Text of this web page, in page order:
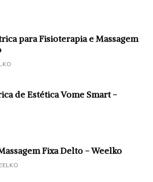
para Fisioterapia e Massagem
de Estética Vome Smart -
Fixa Delto - Weelko